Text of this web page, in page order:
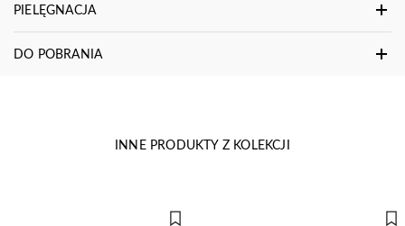
PIELĘGNACJA
DO POBRANIA
INNE PRODUKTY Z KOLEKCJI